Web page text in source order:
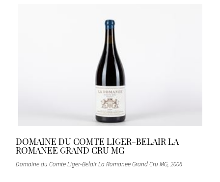
DOMAINE DU COMTE LIGER-BELAIR LA
ROMANEE GRAND CRU MG
Domaine du Comte Liger-Belair La Romanee Grand Cru MG, 2006